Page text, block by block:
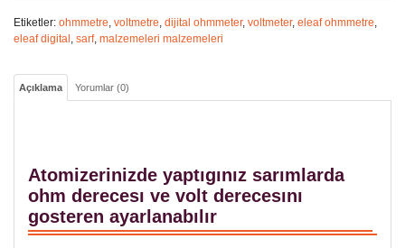
Etiketler: ohmmetre, voltmetre, dijital ohmmeter, voltmeter, eleaf ohmmetre,
eleaf digital , sarf, malzemeleri malzemeleri
Açıklama Yorumlar (0)
Atomizerinizde yaptıgınız sarımlarda
ohm derecesı ve volt derecesını
gosteren ayarlanabılır